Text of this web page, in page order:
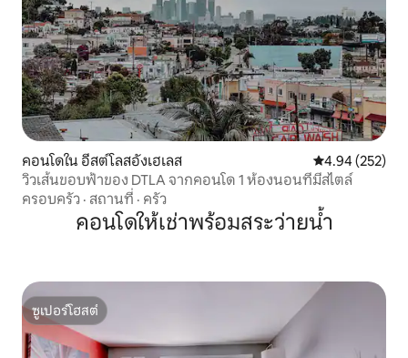
คอนโดใน อีสต์โลสอังเฮเลส คะแนนเฉลี่ย
4.94 (252)
วิวเส้นขอบฟ้าของ DTLA จากคอนโด 1 ห้องนอนที่มีสไตล์
ครอบครัว · สถานที่ · ครัว
คอนโดให้เช่าพร้อมสระว่ายน้ำ
ซูเปอร์โฮสต์
ซูเปอร์โฮสต์